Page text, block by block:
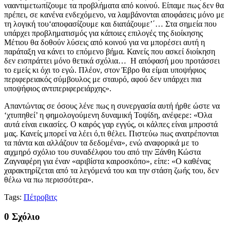
νααντιμετωπίζουμε τα προβλήματα από κοινού. Είπαμε πως δεν θα
πρέπει, σε κανένα ενδεχόμενο, να λαμβάνονται αποφάσεις μόνο με
τη λογική του‘αποφασίζουμε και διατάζουμε’΄… Στα σημεία που
υπάρχει προβληματισμός για κάποιες επιλογές της διοίκησης
Μέτιου θα δοθούν λύσεις από κοινού για να μπορέσει αυτή η
παράταξη να κάνει το επόμενο βήμα. Κανείς που ασκεί διοίκηση
δεν εισπράττει μόνο θετικά σχόλια… Η απόφασή μου προτάσσει
το εμείς κι όχι το εγώ. Πλέον, στον Έβρο θα είμαι υποψήφιος
περιφερειακός σύμβουλος με σταυρό, αφού δεν υπάρχει πια
υποψήφιος αντιπεριφερειάρχης».
Απαντώντας σε όσους λένε πως η συνεργασία αυτή ήρθε ώστε να
‘χτυπηθεί’ η φημολογούμενη δυναμική Τοψίδη, ανέφερε: «Όλα
αυτά είναι εικασίες. Ο καιρός γαρ εγγύς, οι κάλπες είναι μπροστά
μας. Κανείς μπορεί να λέει ό,τι θέλει. Πιστεύω πως ανατρέπονται
τα πάντα και αλλάζουν τα δεδομένα», ενώ αναφορικά με το
αιχμηρό σχόλιο του συναδέλφου του από την Ξάνθη Κώστα
Ζαγναφέρη για έναν «αριβίστα καιροσκόπο», είπε: «Ο καθένας
χαρακτηρίζεται από τα λεγόμενά του και την στάση ζωής του, δεν
θέλω να πω περισσότερα».
Tags: Πέτροβιτς
0 Σχόλιο